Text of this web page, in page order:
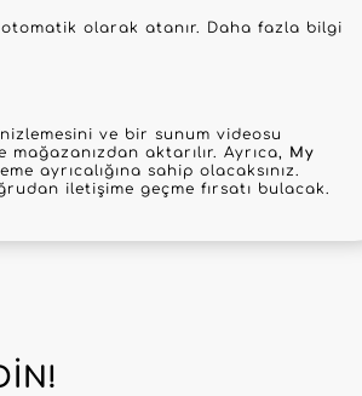
otomatik olarak atanır. Daha fazla bilgi
ve bir sunum videosu
aktarılır. Ayrıca, My
ayrıcalığına sahip olacaksınız.
iletişime geçme fırsatı bulacak.